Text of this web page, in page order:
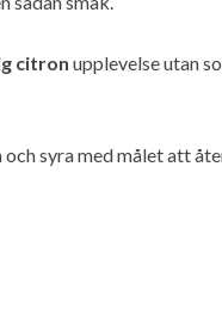
citron upplevelse utan
syra med målet att